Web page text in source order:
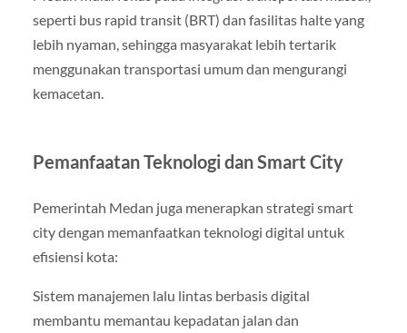
seperti bus rapid transit (BRT) dan fasilitas halte yang
lebih nyaman, sehingga masyarakat lebih tertarik
menggunakan transportasi umum dan mengurangi
kemacetan.
Pemanfaatan Teknologi dan Smart City
Pemerintah Medan juga menerapkan strategi smart
city dengan memanfaatkan teknologi digital untuk
efisiensi kota:
Sistem manajemen lalu lintas berbasis digital
membantu memantau kepadatan jalan dan